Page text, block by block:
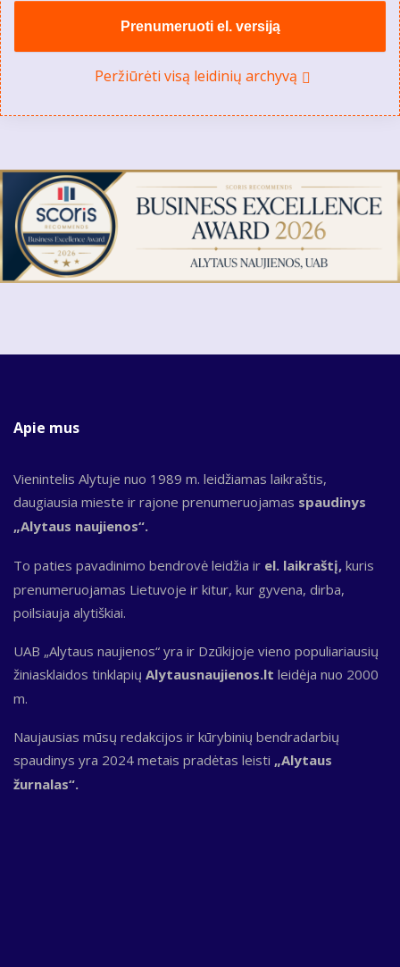
Prenumeruoti el. versiją
Peržiūrėti visą leidinių archyvą
Apie mus
Vienintelis Alytuje nuo 1989 m. leidžiamas laikraštis,
daugiausia mieste ir rajone prenumeruojamas spaudinys
„Alytaus naujienos“.
To paties pavadinimo bendrovė leidžia ir el. laikraštį, kuris
prenumeruojamas Lietuvoje ir kitur, kur gyvena, dirba,
poilsiauja alytiškiai.
UAB „Alytaus naujienos“ yra ir Dzūkijoje vieno populiariausių
žiniasklaidos tinklapių Alytausnaujienos.lt leidėja nuo 2000
m.
Naujausias mūsų redakcijos ir kūrybinių bendradarbių
spaudinys yra 2024 metais pradėtas leisti „Alytaus
žurnalas“.